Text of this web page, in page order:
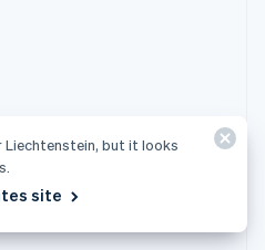
Liechtenstein, but it looks
site